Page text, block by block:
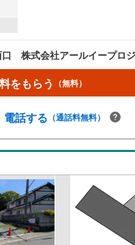
株式会社アールイープロ
をもらう （無料）
電話する （通話料無料）